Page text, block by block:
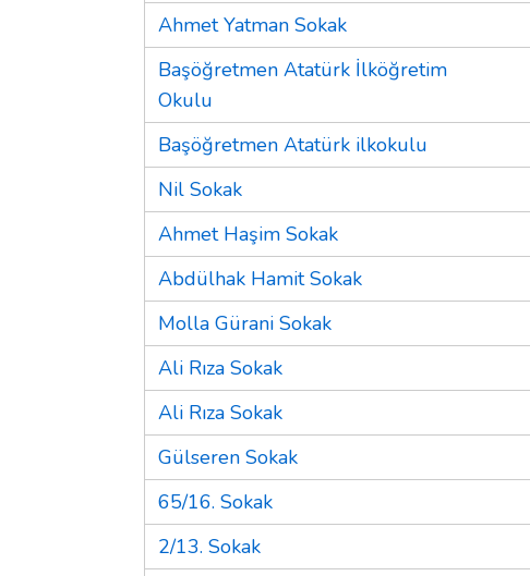
Ahmet Yatman Sokak
Başöğretmen Atatürk İlköğretim
Okulu
Başöğretmen Atatürk ilkokulu
Nil Sokak
Ahmet Haşim Sokak
Abdülhak Hamit Sokak
Molla Gürani Sokak
Ali Rıza Sokak
Ali Rıza Sokak
Gülseren Sokak
65/16. Sokak
2/13. Sokak